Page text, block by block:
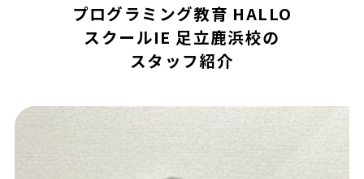
プログラミング教育 HALLO
スクールIE 足立鹿浜校の
スタッフ紹介